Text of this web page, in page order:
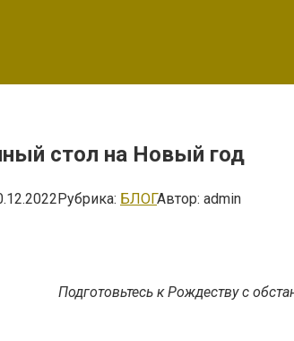
стол на Новый год
Рубрика: БЛОГАвтор: admin
Подготовьтесь к Рождеству с